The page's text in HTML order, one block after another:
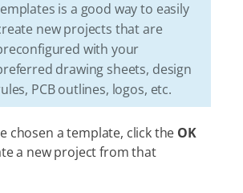
is a good way to easily
new projects that are
with your
drawing sheets, design
PCB outlines, logos, etc.
chosen a template, click the OK
a new project from that